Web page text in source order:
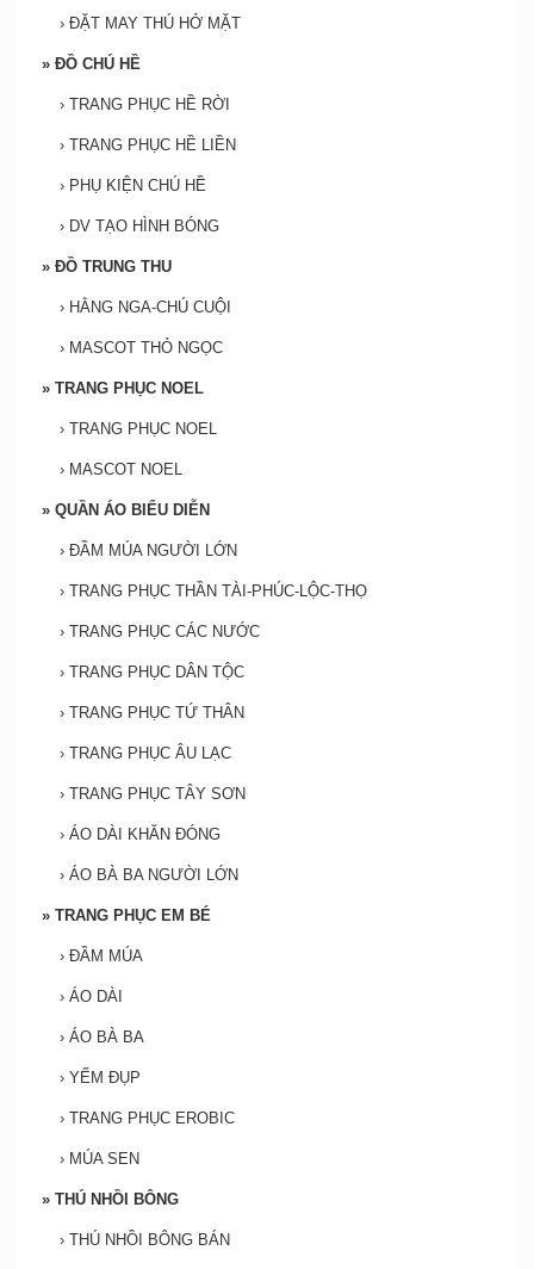
› ĐẶT MAY THÚ HỞ MẶT
» ĐỒ CHÚ HỀ
› TRANG PHỤC HỀ RỜI
› TRANG PHỤC HỀ LIỀN
› PHỤ KIỆN CHÚ HỀ
› DV TẠO HÌNH BÓNG
» ĐỒ TRUNG THU
› HẰNG NGA-CHÚ CUỘI
› MASCOT THỎ NGỌC
» TRANG PHỤC NOEL
› TRANG PHỤC NOEL
› MASCOT NOEL
» QUẦN ÁO BIỂU DIỄN
› ĐẦM MÚA NGƯỜI LỚN
› TRANG PHỤC THẦN TÀI-PHÚC-LỘC-THỌ
› TRANG PHỤC CÁC NƯỚC
› TRANG PHỤC DÂN TỘC
› TRANG PHỤC TỨ THÂN
› TRANG PHỤC ÂU LẠC
› TRANG PHỤC TÂY SƠN
› ÁO DÀI KHĂN ĐÓNG
› ÁO BÀ BA NGƯỜI LỚN
» TRANG PHỤC EM BÉ
› ĐẦM MÚA
› ÁO DÀI
› ÁO BÀ BA
› YẾM ĐỤP
› TRANG PHỤC EROBIC
› MÚA SEN
» THÚ NHỒI BÔNG
› THÚ NHỒI BÔNG BÁN